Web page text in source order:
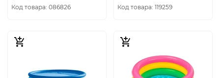
Код товара: 086826 Код товара: 119259